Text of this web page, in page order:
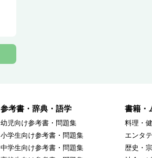
参考書・辞典・語学
幼児向け参考書・問題集
小学生向け参考書・問題集
中学生向け参考書・問題集
書籍・
料理・
エンタ
歴史・